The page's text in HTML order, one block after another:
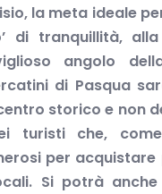
la meta ideale
di tranquillità,
angolo
di Pasqua
storico e non
turisti che,
per acquistare
Si potrà